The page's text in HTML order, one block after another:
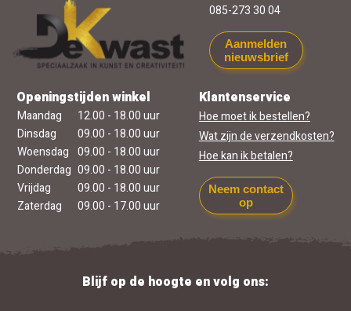
085-273 30 04
Aanmelden
nieuwsbrief
Openingstijden winkel
Maandag
12.00 - 18.00 uur
Dinsdag
09.00 - 18.00 uur
Woensdag 09.00 - 18.00 uur
Donderdag 09.00 - 18.00 uur
Vrijdag
09.00 - 18.00 uur
Zaterdag
09.00 - 17.00 uur
Klantenservice
Hoe moet ik bestellen?
Wat zijn de verzendkosten?
Hoe kan ik betalen?
Neem contact
op
Blijf op de hoogte en volg ons: